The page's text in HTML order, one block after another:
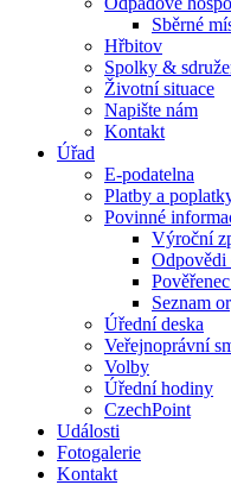
Sběrné
Hřbitov
Spolky &
Životní situace
Napište nám
Kontakt
Úřad
E-podatelna
Platby a
Povinné
Výroční
Odpovědi
Seznam
Úřední deska
Veřejnoprávní
Volby
Úřední hodiny
CzechPoint
Události
Fotogalerie
Kontakt